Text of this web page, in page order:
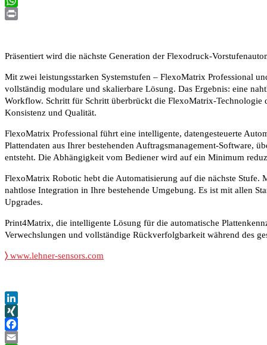
WhatsApp
Präsentiert wird die nächste Generation der Flexodruck-
Mit zwei leistungsstarken Systemstufen – FlexoMatrix Professional
vollständig modulare und skalierbare Lösung. Das Ergebnis: eine
Workflow. Schritt für Schritt überbrückt die FlexoMatrix-Technologie
Konsistenz und Qualität.
FlexoMatrix Professional führt eine intelligente, datengesteuerte
Plattendaten aus Ihrer bestehenden Auftragsmanagement-Software,
entsteht. Die Abhängigkeit vom Bediener wird auf ein Minimum
FlexoMatrix Robotic hebt die Automatisierung auf die nächste Stufe.
nahtlose Integration in Ihre bestehende Umgebung. Es ist mit allen
Upgrades.
Print4Matrix, die intelligente Lösung für die automatische
Verwechslungen und vollständige Rückverfolgbarkeit während des
〉 www.lehner-sensors.com
LinkedIn
XING
Facebook